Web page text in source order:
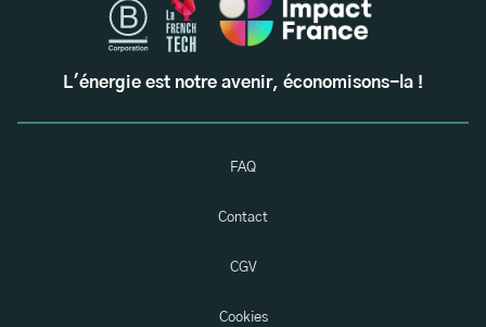
L'énergie est notre avenir, économisons-la !
FAQ
Contact
CGV
Cookies